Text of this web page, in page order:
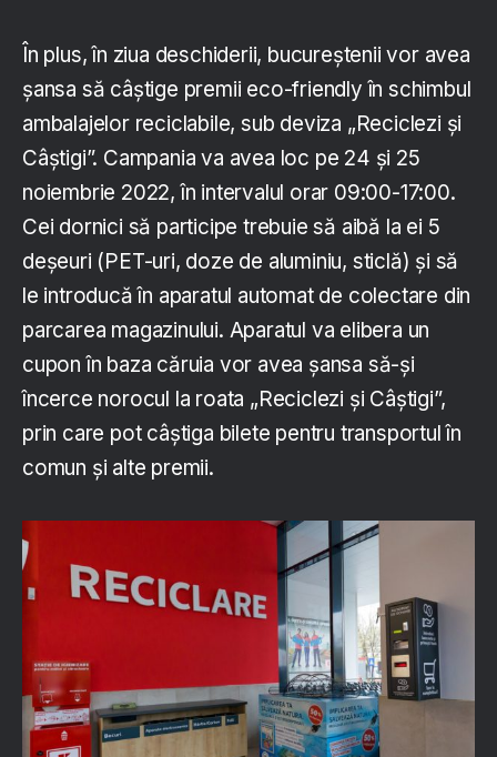
În plus, în ziua deschiderii, bucureștenii vor avea
șansa să câștige premii eco-friendly în schimbul
ambalajelor reciclabile, sub deviza „Reciclezi și
Câștigi”. Campania va avea loc pe 24 și 25
noiembrie 2022, în intervalul orar 09:00-17:00.
Cei dornici să participe trebuie să aibă la ei 5
deșeuri (PET-uri, doze de aluminiu, sticlă) și să
le introducă în aparatul automat de colectare din
parcarea magazinului. Aparatul va elibera un
cupon în baza căruia vor avea șansa să-și
încerce norocul la roata „Reciclezi și Câștigi”,
prin care pot câștiga bilete pentru transportul în
comun și alte premii.